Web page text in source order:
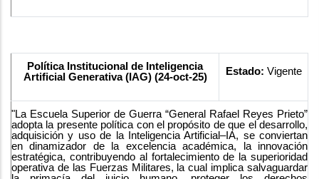
Política Institucional de Inteligencia
Artificial Generativa (IAG) (24-oct-25)
Estado: Vigente
"La Escuela Superior de Guerra “General Rafael Reyes Prieto”
adopta la presente política con el propósito de que el desarrollo,
adquisición y uso de la Inteligencia Artificial–IA, se conviertan
en dinamizador de la excelencia académica, la innovación
estratégica, contribuyendo al fortalecimiento de la superioridad
operativa de las Fuerzas Militares, la cual implica salvaguardar